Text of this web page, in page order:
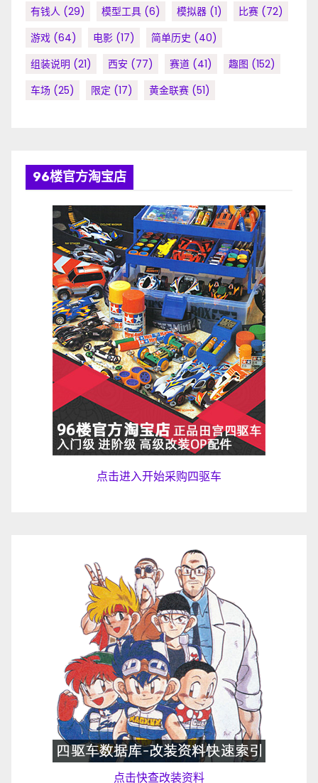
有钱人 (29) 模型工具 (6) 模拟器 (1) 比赛 (72)
游戏 (64) 电影 (17) 简单历史 (40)
组装说明 (21) 西安 (77) 赛道 (41) 趣图 (152)
车场 (25) 限定 (17) 黄金联赛 (51)
96楼官方淘宝店
点击进入开始采购四驱车
点击快查改装资料